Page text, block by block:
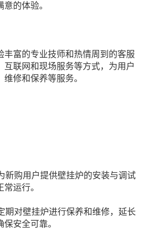
的体验。
丰富的专业技师和热情周到的客服
互联网和现场服务等方式，为用户
修和保养等服务。
新购用户提供壁挂炉的安装与调试
运行。
期对壁挂炉进行保养和维修，延长
安全可靠。